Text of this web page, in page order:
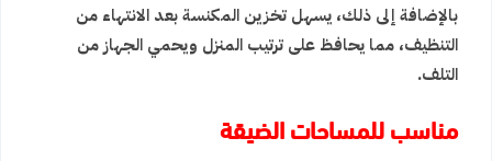
بالإضافة إلى ذلك، يسهل تخزين المكنسة بعد الانتهاء من
التنظيف، مما يحافظ على ترتيب المنزل ويحمي الجهاز من
التلف.
مناسب للمساحات الضيقة